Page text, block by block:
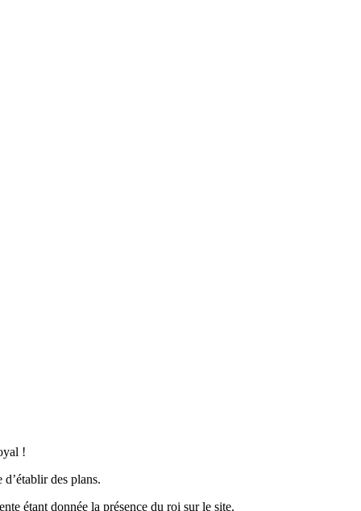
!
des plans.
étant donnée la présence du roi sur le site.